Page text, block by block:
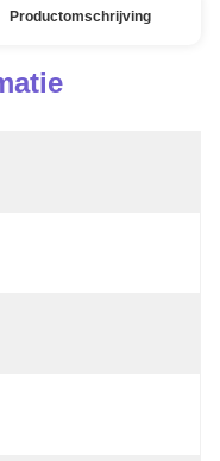
Productomschrijving